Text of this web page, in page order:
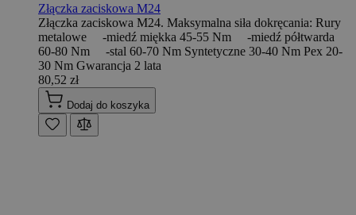
Złączka zaciskowa M24
Złączka zaciskowa M24. Maksymalna siła dokręcania: Rury
metalowe -miedź miękka 45-55 Nm -miedź półtwarda
60-80 Nm -stal 60-70 Nm Syntetyczne 30-40 Nm Pex 20-
30 Nm Gwarancja 2 lata
80,52 zł
Dodaj do koszyka